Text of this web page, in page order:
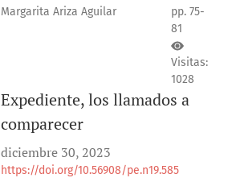
Margarita Ariza Aguilar
pp. 75-
81
Visitas:
1028
Expediente, los llamados a
comparecer
diciembre 30, 2023
https://doi.org/10.56908/pe.n19.585